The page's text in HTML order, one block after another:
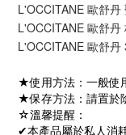
L'OCCITANE 歐舒
L'OCCITANE 歐舒
L'OCCITANE 歐舒
★使用方法：一般使
★保存方法：請置於
☆溫馨提醒：
✔本產品屬於私人消